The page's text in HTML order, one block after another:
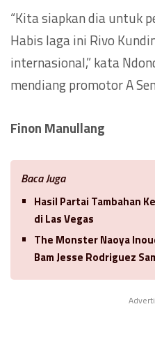
“Kita siapkan dia untuk
Habis laga ini Rivo
internasional,” kata
mendiang promotor A
Finon Manullang
Baca Juga
Hasil Partai Tambahan
di Las Vegas
The Monster Naoya
Bam Jesse Rodriguez